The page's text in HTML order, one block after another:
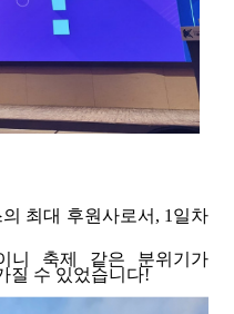
최대 후원사로서, 1일차
니 축제 같은 분위기가
질 수 있었습니다!